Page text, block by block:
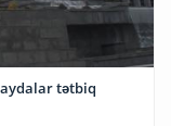
tətbiq